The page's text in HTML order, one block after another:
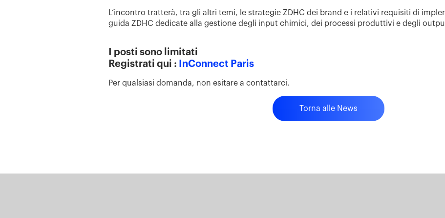
L’incontro tratterà, tra gli altri temi, le strategie ZDHC dei brand e i relativi requisiti di
guida ZDHC dedicate alla gestione degli input chimici, dei processi produttivi e degli
I posti sono limitati
Registrati qui :
InConnect Paris
Per qualsiasi domanda, non esitare a contattarci.
Torna alle News